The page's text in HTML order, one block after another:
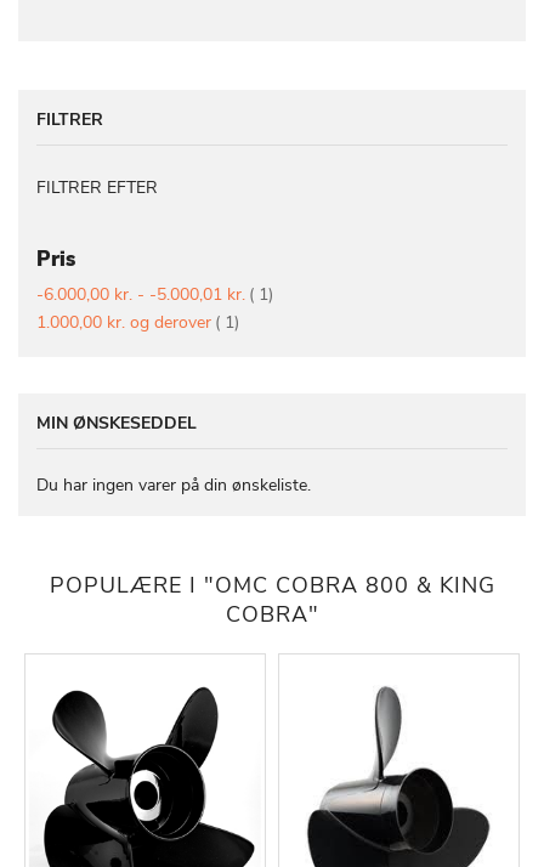
FILTRER
FILTRER EFTER
Pris
-6.000,00 kr. - -5.000,01 kr. 1vare
1.000,00 kr. og derover 1vare
MIN ØNSKESEDDEL
Du har ingen varer på din ønskeliste.
POPULÆRE I "OMC COBRA 800 & KING
COBRA"